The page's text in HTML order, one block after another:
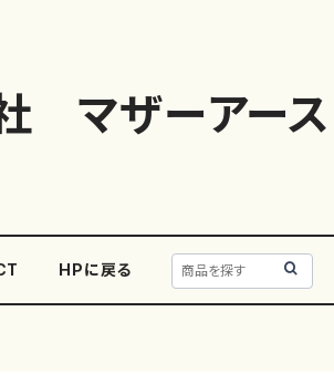
マザーアース
HPに戻る